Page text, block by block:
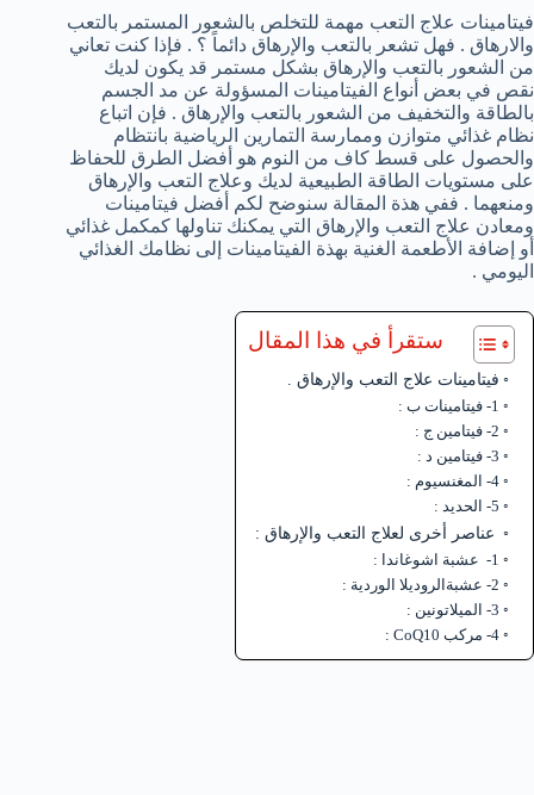
فيتامينات علاج التعب مهمة للتخلص بالشعور المستمر بالتعب
والارهاق . فهل تشعر بالتعب والإرهاق دائماً ؟ . فإذا كنت تعاني
من الشعور بالتعب والإرهاق بشكل مستمر قد يكون لديك
نقص في بعض أنواع الفيتامينات المسؤولة عن مد الجسم
بالطاقة والتخفيف من الشعور بالتعب والإرهاق . فإن اتباع
نظام غذائي متوازن وممارسة التمارين الرياضية بانتظام
والحصول على قسط كاف من النوم هو أفضل الطرق للحفاظ
على مستويات الطاقة الطبيعية لديك وعلاج التعب والإرهاق
ومنعهما . ففي هذة المقالة سنوضح لكم أفضل فيتامينات
ومعادن علاج التعب والإرهاق التي يمكنك تناولها كمكمل غذائي
أو إضافة الأطعمة الغنية بهذة الفيتامينات إلى نظامك الغذائي
اليومي .
ستقرأ في هذا المقال
فيتامينات علاج التعب والإرهاق .
1- فيتامينات ب :
2- فيتامين ج :
3- فيتامين د :
4- المغنسيوم :
5- الحديد :
عناصر أخرى لعلاج التعب والإرهاق :
1- عشبة اشوغاندا :
2- عشبةالروديلا الوردية :
3- الميلاتونين :
4- مركب CoQ10 :